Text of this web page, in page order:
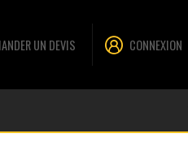
UN DEVIS CONNEXION